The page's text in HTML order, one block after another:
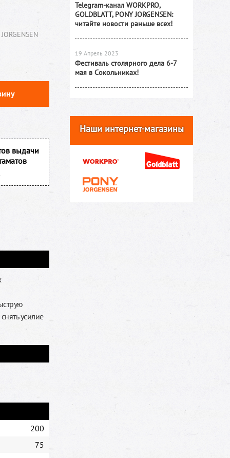
выдачи
усилие
200
75
Telegram-канал WORKPRO,
GOLDBLATT, PONY JORGENSEN:
читайте новости раньше всех!
19 Апрель 2023
Фестиваль столярного дела 6-7
мая в Сокольниках!
Наши интернет-магазины